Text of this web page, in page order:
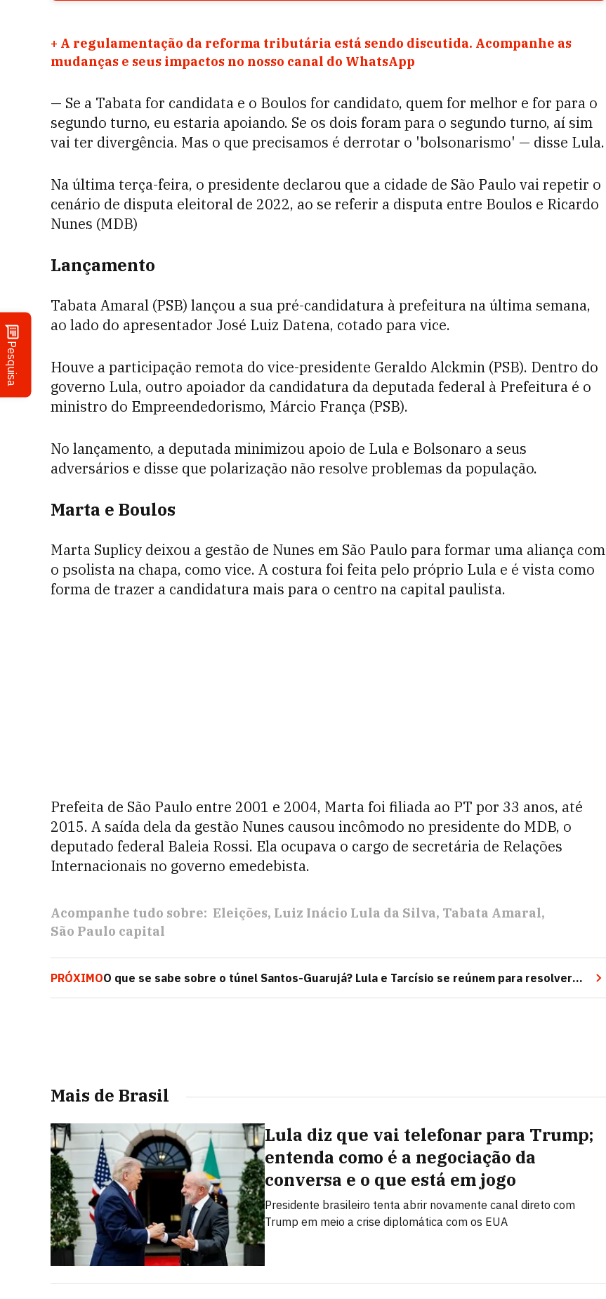
Pesquisa
+ A regulamentação da reforma tributária está sendo discutida. Acompanhe as
mudanças e seus impactos no nosso canal do WhatsApp
— Se a Tabata for candidata e o Boulos for candidato, quem for melhor e for para o
segundo turno, eu estaria apoiando. Se os dois foram para o segundo turno, aí sim
vai ter divergência. Mas o que precisamos é derrotar o 'bolsonarismo' — disse Lula.
Na última terça-feira, o presidente declarou que a cidade de São Paulo vai repetir o
cenário de disputa eleitoral de 2022, ao se referir a disputa entre Boulos e Ricardo
Nunes (MDB)
Lançamento
Tabata Amaral (PSB) lançou a sua pré-candidatura à prefeitura na última semana,
ao lado do apresentador José Luiz Datena, cotado para vice.
Houve a participação remota do vice-presidente Geraldo Alckmin (PSB). Dentro do
governo Lula, outro apoiador da candidatura da deputada federal à Prefeitura é o
ministro do Empreendedorismo, Márcio França (PSB).
No lançamento, a deputada minimizou apoio de Lula e Bolsonaro a seus
adversários e disse que polarização não resolve problemas da população.
Marta e Boulos
Marta Suplicy deixou a gestão de Nunes em São Paulo para formar uma aliança com
o psolista na chapa, como vice. A costura foi feita pelo próprio Lula e é vista como
forma de trazer a candidatura mais para o centro na capital paulista.
Prefeita de São Paulo entre 2001 e 2004, Marta foi filiada ao PT por 33 anos, até
2015. A saída dela da gestão Nunes causou incômodo no presidente do MDB, o
deputado federal Baleia Rossi. Ela ocupava o cargo de secretária de Relações
Internacionais no governo emedebista.
Acompanhe tudo sobre: Eleições Luiz Inácio Lula da Silva Tabata Amaral
São Paulo capital
PRÓXIMOO que se sabe sobre o túnel Santos-Guarujá? Lula e Tarcísio se reúnem para resolver
impasse
Mais de Brasil
Lula diz que vai telefonar para Trump;
entenda como é a negociação da
conversa e o que está em jogo
Presidente brasileiro tenta abrir novamente canal direto com
Trump em meio a crise diplomática com os EUA